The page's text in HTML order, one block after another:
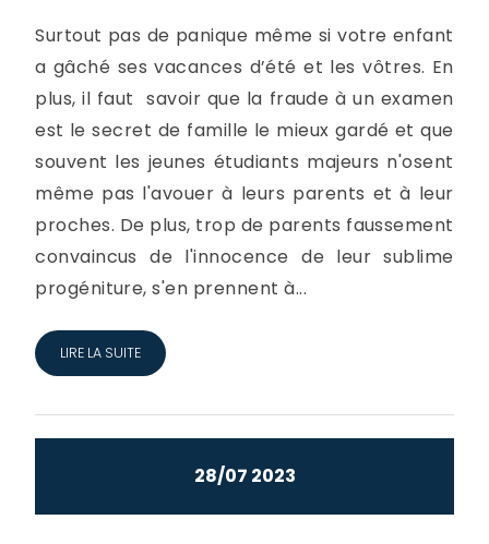
Surtout pas de panique même si votre enfant
a gâché ses vacances d’été et les vôtres. En
plus, il faut savoir que la fraude à un examen
est le secret de famille le mieux gardé et que
souvent les jeunes étudiants majeurs n'osent
même pas l'avouer à leurs parents et à leur
proches. De plus, trop de parents faussement
convaincus de l'innocence de leur sublime
progéniture, s'en prennent à...
LIRE LA SUITE
28/07 2023